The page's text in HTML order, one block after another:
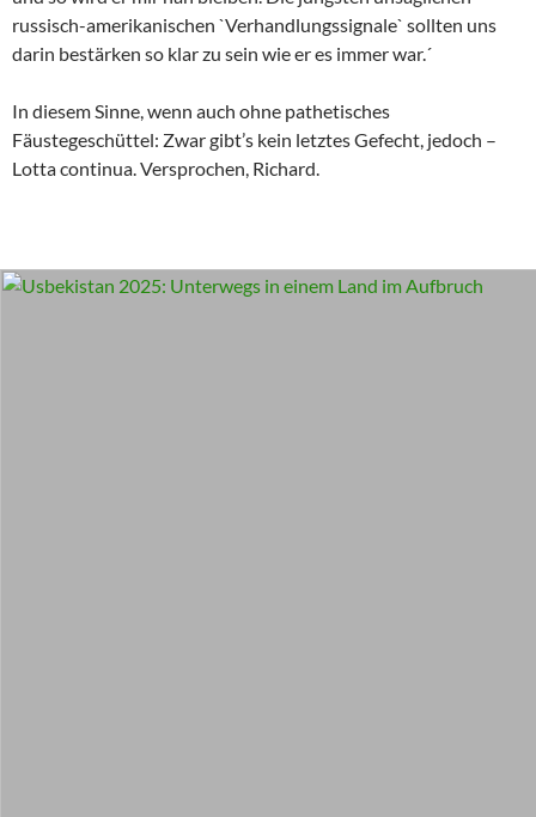
russisch-amerikanischen `Verhandlungssignale` sollten uns
darin bestärken so klar zu sein wie er es immer war.´
In diesem Sinne, wenn auch ohne pathetisches
Fäustegeschüttel: Zwar gibt’s kein letztes Gefecht, jedoch –
Lotta continua. Versprochen, Richard.